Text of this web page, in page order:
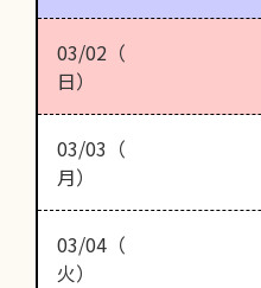
03/02（
日）
03/03（
月）
03/04（
火）